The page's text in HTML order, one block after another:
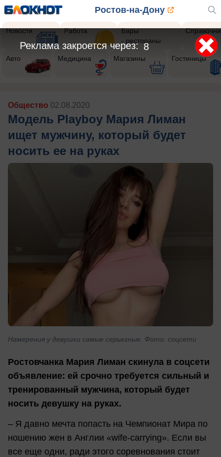
Ростов-на-Дону
Новости Работа
Бары
- рестораны
Авто Медицина Магазины Гостиницы
Общество 02.08.2020
Модель Playboy Мария Лиман
ищет мужчину, который будет
носить ее на руках
Намерения у девушки самые серьезные. Фото: соцсети
Ростовчанка Мария Лиман скинула в соцсети
объявление: ей срочно требуется сильный и
тренированный мужчина, который будет
носить девушку на руках.
– Я давно мечта попасть на Чемпионат Мира по
ношению жен в Англии «wife-carrying». Если вы
все еще одни, ради этого соревнования стоит
5
Реклама закроется через: